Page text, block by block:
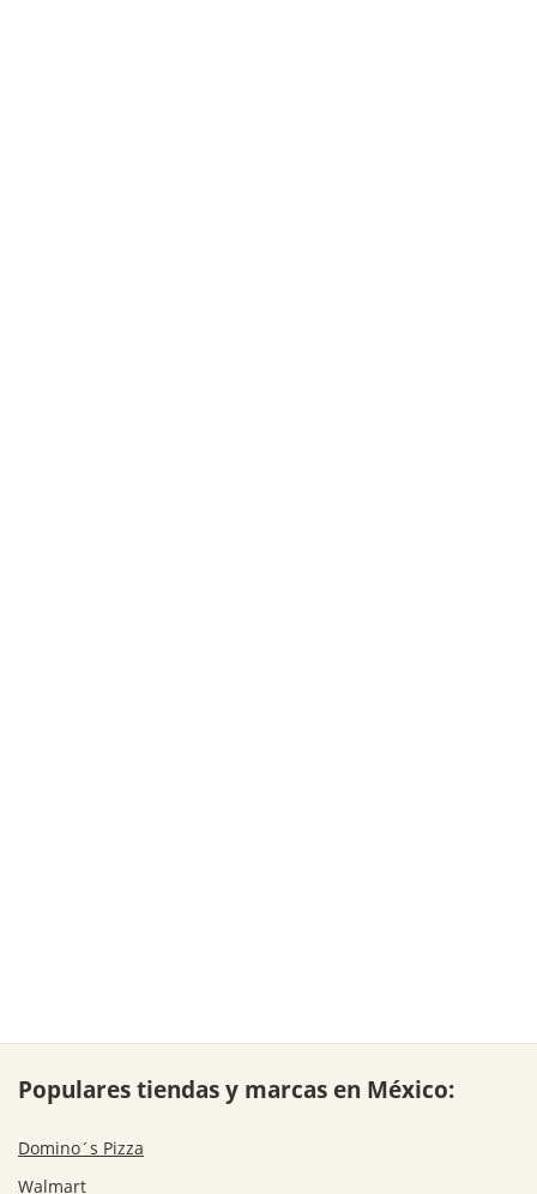
Populares tiendas y marcas en México:
Domino´s Pizza
Walmart